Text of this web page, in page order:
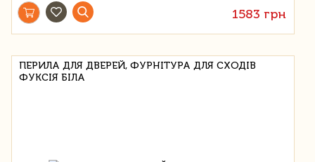
1583 грн
ПЕРИЛА ДЛЯ ДВЕРЕЙ, ФУРНІТУРА ДЛЯ СХОДІВ
ФУКСІЯ БІЛА